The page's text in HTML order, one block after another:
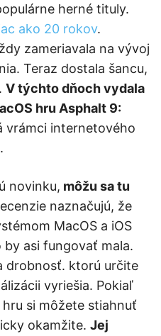
herné tituly.
ako 20 rokov.
zameriavala na vývoj
Teraz dostala šancu,
V týchto dňoch vydala
hru Asphalt 9:
vrámci internetového
novinku, môžu sa tu
naznačujú, že
MacOS a iOS
asi fungovať mala.
drobnosť. ktorú určite
vyriešia. Pokiaľ
si môžete stiahnuť
okamžite. Jej